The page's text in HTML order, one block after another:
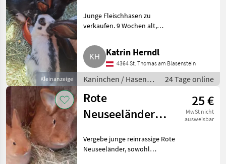
Kleinanzeige
Junge Fleischhasen zu
verkaufen. 9 Wochen alt,
Kaninchen / Hasen
JungkaninchenKatrin Herndl
4364 St. Thomas am Blasenstein
Kaninchen / Hasen /
Jungkaninchen
24 Tage online
Rote
Neuseeländer
25 €
MwSt nicht
ausweisbar
Vergebe junge reinrassige Rote
Neuseeländer, sowohl